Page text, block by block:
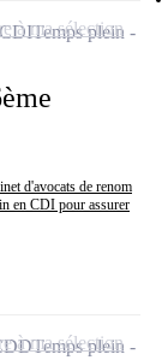
d'avocats de renom
en CDI pour assurer
CDITemps plein
à ma sélection
Temps plein
à ma sélection